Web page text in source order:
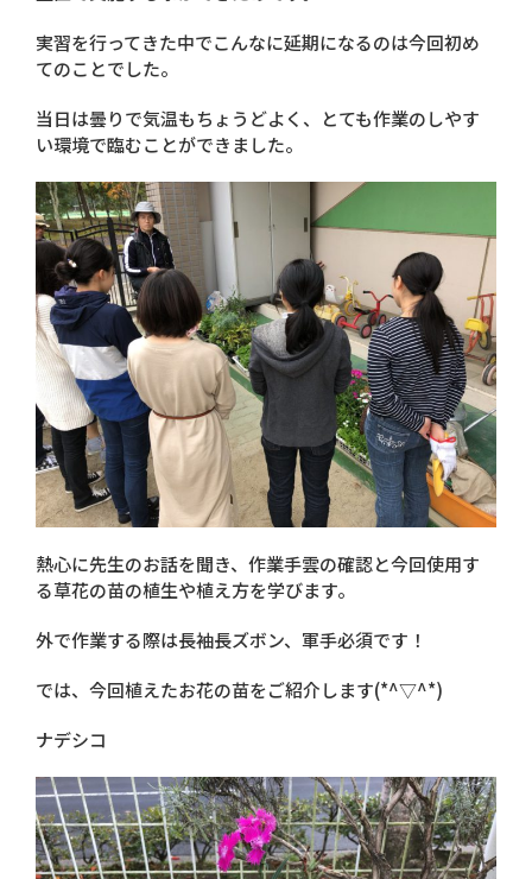
実習を行ってきた中でこんなに延期になるのは今回初め
てのことでした。
当日は曇りで気温もちょうどよく、とても作業のしやす
い環境で臨むことができました。
熱心に先生のお話を聞き、作業手雲の確認と今回使用す
る草花の苗の植生や植え方を学びます。
外で作業する際は長袖長ズボン、軍手必須です！
では、今回植えたお花の苗をご紹介します(*^▽^*)
ナデシコ